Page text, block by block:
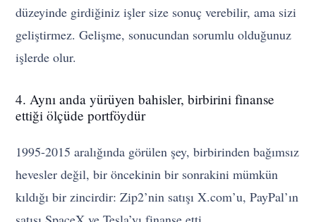
düzeyinde girdiğiniz işler size sonuç verebilir, ama sizi
geliştirmez. Gelişme, sonucundan sorumlu olduğunuz
işlerde olur.
4. Aynı anda yürüyen bahisler, birbirini finanse
ettiği ölçüde portföydür
1995-2015 aralığında görülen şey, birbirinden bağımsız
hevesler değil, bir öncekinin bir sonrakini mümkün
kıldığı bir zincirdir: Zip2’nin satışı X.com’u, PayPal’ın